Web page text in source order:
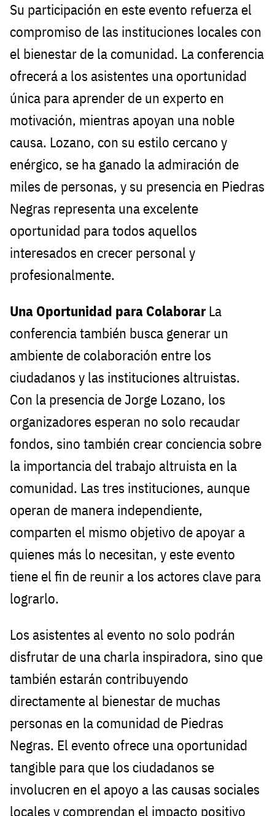
Su participación en este evento refuerza el
compromiso de las instituciones locales con
el bienestar de la comunidad. La conferencia
ofrecerá a los asistentes una oportunidad
única para aprender de un experto en
motivación, mientras apoyan una noble
causa. Lozano, con su estilo cercano y
enérgico, se ha ganado la admiración de
miles de personas, y su presencia en Piedras
Negras representa una excelente
oportunidad para todos aquellos
interesados en crecer personal y
profesionalmente.
Una Oportunidad para Colaborar La
conferencia también busca generar un
ambiente de colaboración entre los
ciudadanos y las instituciones altruistas.
Con la presencia de Jorge Lozano, los
organizadores esperan no solo recaudar
fondos, sino también crear conciencia sobre
la importancia del trabajo altruista en la
comunidad. Las tres instituciones, aunque
operan de manera independiente,
comparten el mismo objetivo de apoyar a
quienes más lo necesitan, y este evento
tiene el fin de reunir a los actores clave para
lograrlo.
Los asistentes al evento no solo podrán
disfrutar de una charla inspiradora, sino que
también estarán contribuyendo
directamente al bienestar de muchas
personas en la comunidad de Piedras
Negras. El evento ofrece una oportunidad
tangible para que los ciudadanos se
involucren en el apoyo a las causas sociales
locales y comprendan el impacto positivo